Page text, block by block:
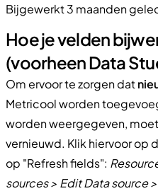
Bijgewerkt 3 maanden
Hoe je velden
(voorheen Data
Om ervoor te zorgen dat
Metricool worden
worden weergegeven,
vernieuwd. Klik hiervoor op
op "Refresh fields":
sources > Edit Data source